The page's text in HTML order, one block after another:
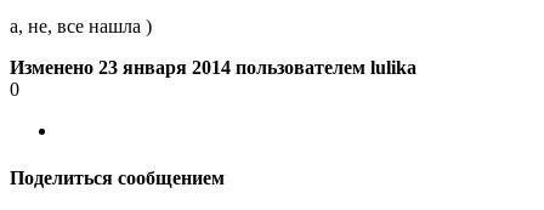
а, не, все нашла )
Изменено 23 января 2014 пользователем lulika
0
Поделиться сообщением